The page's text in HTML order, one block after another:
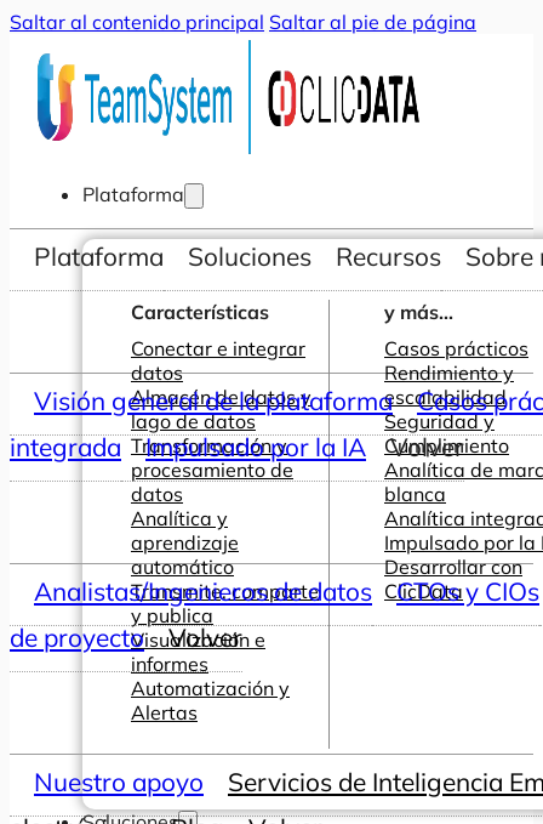
Saltar al contenido principal Saltar al pie de página
Plataforma
Características
Conectar e integrar
datos
Almacén de datos y
lago de datos
Transformación y
procesamiento de
datos
Analítica y
aprendizaje
automático
Transmite, comparte
y publica
Visualización e
informes
Automatización y
Alertas
y más...
Casos prácticos
Rendimiento y
escalabilidad
Seguridad y
Cumplimiento
Analítica de
blanca
Analítica
Impulsado por la
Desarrollar con
ClicData
Plataforma Soluciones Recursos Sobre
Visión general de la plataforma
Casos
integrada
Impulsado por la IA Volver
Analistas/Ingenieros de datos
CTOs y CIOs
de proyecto
Volver
Nuestro apoyo
Servicios de Inteligencia